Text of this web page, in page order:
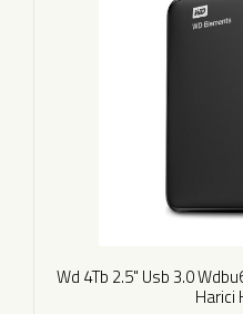
Wd 4Tb 2.5" Usb 3.0
Harici